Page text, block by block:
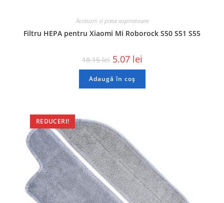
Accesorii si piese aspiratoare
Filtru HEPA pentru Xiaomi Mi Roborock S50 S51 S55
18.15lei 5.07 lei
Adaugă în coș
REDUCERI!